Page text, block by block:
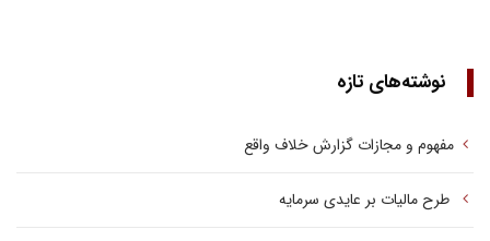
نوشته‌های تازه
مفهوم و مجازات گزارش خلاف واقع
طرح مالیات بر عایدی سرمایه